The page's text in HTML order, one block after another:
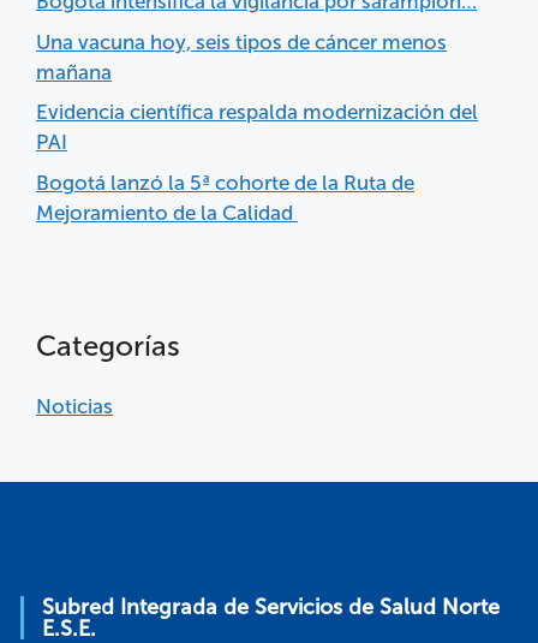
Una vacuna hoy, seis tipos de cáncer menos
mañana
Evidencia científica respalda modernización del
PAI
Bogotá lanzó la 5ª cohorte de la Ruta de
Mejoramiento de la Calidad
Categorías
Noticias
Subred Integrada de Servicios de Salud Norte
E.S.E.